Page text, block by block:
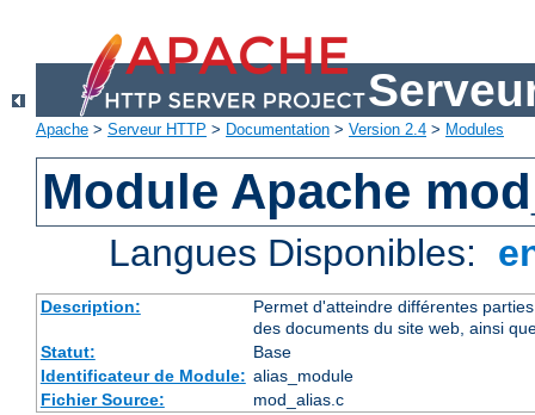
Apache > Serveur HTTP > Documentation > Version 2.4 > Modules
Module Apache
Langues Disponibles:
Description:
Permet d'atteindre différentes
des documents du site web, ainsi
Statut:
Base
Identificateur de Module: alias_module
Fichier Source:
mod_alias.c